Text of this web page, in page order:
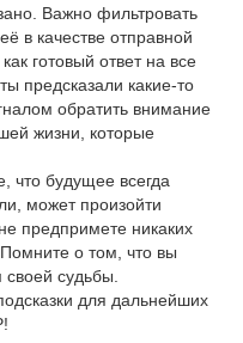
Важно фильтровать
в качестве отправной
готовый ответ на все
предсказали какие-то
обратить внимание
жизни, которые
что будущее всегда
может произойти
предпримете никаких
о том, что вы
судьбы.
для дальнейших